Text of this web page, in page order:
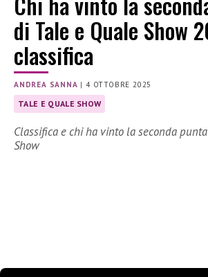
di Tale e Quale Show
classifica
ANDREA SANNA |4 OTTOBRE 2025
TALE E QUALE SHOW
Classifica e chi ha vinto la seconda
Show